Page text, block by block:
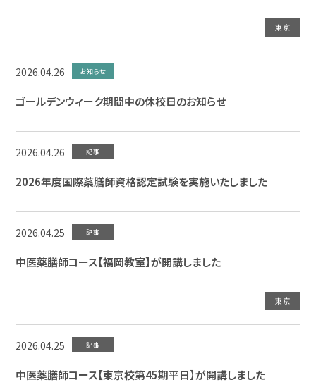
東京
2026.04.26 お知らせ
ゴールデンウィーク期間中の休校日のお知らせ
2026.04.26 記事
2026年度国際薬膳師資格認定試験を実施いたしました
2026.04.25 記事
中医薬膳師コース【福岡教室】が開講しました
東京
2026.04.25 記事
中医薬膳師コース【東京校第45期平日】が開講しました